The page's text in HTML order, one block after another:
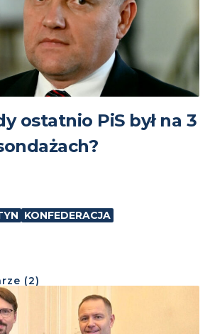
ostatnio PiS był na 3
KONFEDERACJA
(2)